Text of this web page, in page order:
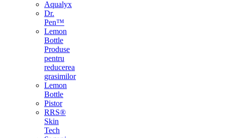
Aqualyx
Dr.
Pen™
Lemon
Bottle
Produse
pentru
reducerea
grasimilor
Lemon
Bottle
Pistor
RRS®
Skin
Tech